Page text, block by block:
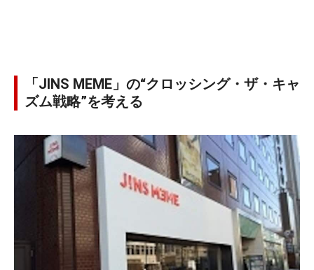
「JINS MEME」の“クロッシング・ザ・キャ
ズム戦略”を考える